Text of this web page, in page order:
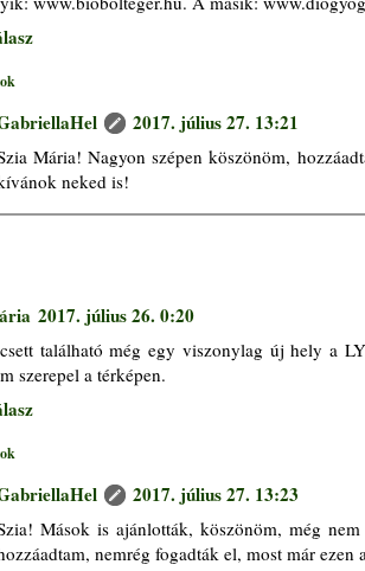
2017. július 27. 13:21
Mária! Nagyon szépen köszönöm,
neked is!
2017. július 26. 0:20
található még egy viszonylag új hely a
szerepel a térképen.
2017. július 27. 13:23
Mások is ajánlották, köszönöm, még
nemrég fogadták el, most már ezen